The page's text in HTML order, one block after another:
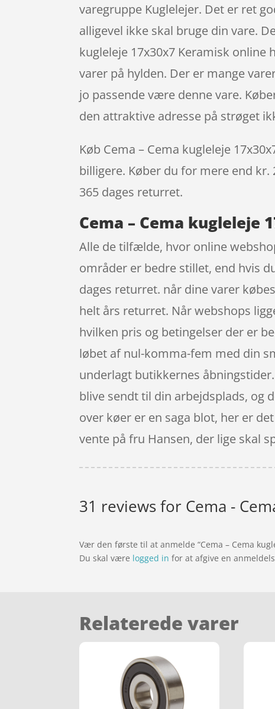
varegruppe Kuglelejer. Det er ret
alligevel ikke skal bruge din vare.
kugleleje 17x30x7 Keramisk
varer på hylden. Der er mange
jo passende være denne vare.
den attraktive adresse på strøget
Køb Cema – Cema kugleleje
billigere. Køber du for mere end
365 dages returret.
Cema – Cema
Alle de tilfælde, hvor online
områder er bedre stillet, end hvis
dages returret. når dine varer
helt års returret. Når webshops
hvilken pris og betingelser der er
løbet af nul-komma-fem med din
underlagt butikkernes
blive sendt til din arbejdsplads, og
over køer er en saga blot, her er
vente på fru Hansen, der lige skal
31 reviews for Cema -
Vær den første til at anmelde “Cema – Cema
Du skal være logged in for at afgive en
Relaterede varer